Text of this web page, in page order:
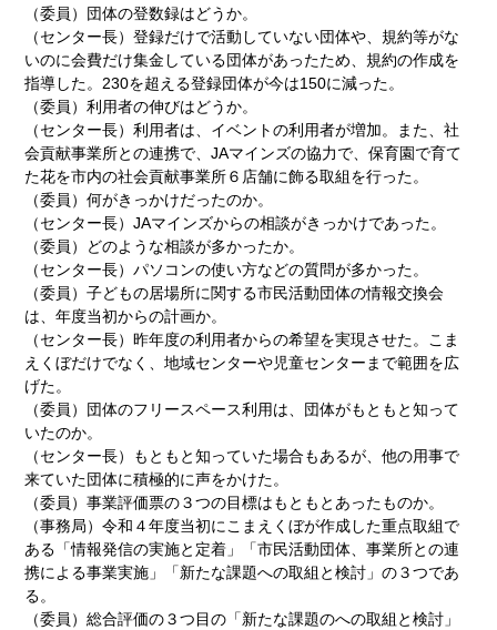
（委員）団体の登数録はどうか。
（センター長）登録だけで活動していない団体や、規約等がな
いのに会費だけ集金している団体があったため、規約の作成を
指導した。230を超える登録団体が今は150に減った。
（委員）利用者の伸びはどうか。
（センター長）利用者は、イベントの利用者が増加。また、社
会貢献事業所との連携で、JAマインズの協力で、保育園で育て
た花を市内の社会貢献事業所６店舗に飾る取組を行った。
（委員）何がきっかけだったのか。
（センター長）JAマインズからの相談がきっかけであった。
（委員）どのような相談が多かったか。
（センター長）パソコンの使い方などの質問が多かった。
（委員）子どもの居場所に関する市民活動団体の情報交換会
は、年度当初からの計画か。
（センター長）昨年度の利用者からの希望を実現させた。こま
えくぼだけでなく、地域センターや児童センターまで範囲を広
げた。
（委員）団体のフリースペース利用は、団体がもともと知って
いたのか。
（センター長）もともと知っていた場合もあるが、他の用事で
来ていた団体に積極的に声をかけた。
（委員）事業評価票の３つの目標はもともとあったものか。
（事務局）令和４年度当初にこまえくぼが作成した重点取組で
ある「情報発信の実施と定着」「市民活動団体、事業所との連
携による事業実施」「新たな課題への取組と検討」の３つであ
る。
（委員）総合評価の３つ目の「新たな課題のへの取組と検討」